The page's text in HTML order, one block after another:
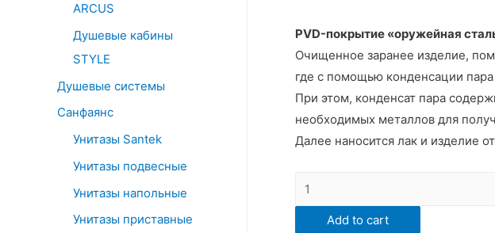
ARCUS
Душевые кабины
STYLE
Душевые системы
Санфаянс
Унитазы Santek
Унитазы подвесные
Унитазы напольные
Унитазы приставные
PVD-покрытие «оружейная
Очищенное заранее изделие,
где с помощью конденсации
При этом, конденсат пара
необходимых металлов для
Далее наносится лак и изделие
Смеситель
WasserKRAFT
WieseAdd to cart